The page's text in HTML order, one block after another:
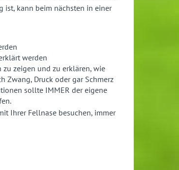
ist, kann beim nächsten in einer
werden
zeigen und zu erklären, wie
Zwang, Druck oder gar Schmerz
sollte IMMER der eigene
Ihrer Fellnase besuchen, immer